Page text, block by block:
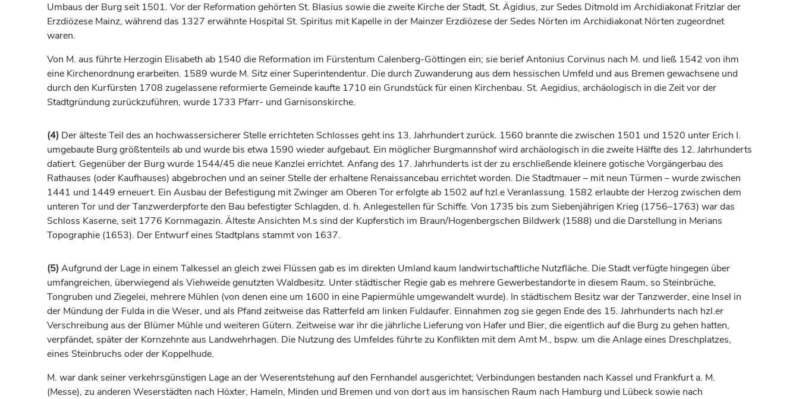
Umbaus der Burg seit 1501. Vor der Reformation gehörten St. Blasius sowie die zweite Kirche der Stadt, St. Ägidius, zur Sedes Ditmold im Archidiakonat Fritzlar der
Erzdiözese Mainz, während das 1327 erwähnte Hospital St. Spiritus mit Kapelle in der Mainzer Erzdiözese der Sedes Nörten im Archidiakonat Nörten zugeordnet
waren.
Von M. aus führte Herzogin Elisabeth ab 1540 die Reformation im Fürstentum Calenberg-Göttingen ein; sie berief Antonius Corvinus nach M. und ließ 1542 von ihm
eine Kirchenordnung erarbeiten. 1589 wurde M. Sitz einer Superintendentur. Die durch Zuwanderung aus dem hessischen Umfeld und aus Bremen gewachsene und
durch den Kurfürsten 1708 zugelassene reformierte Gemeinde kaufte 1710 ein Grundstück für einen Kirchenbau. St. Aegidius, archäologisch in die Zeit vor der
Stadtgründung zurückzuführen, wurde 1733 Pfarr- und Garnisonskirche.
(4) Der älteste Teil des an hochwassersicherer Stelle errichteten Schlosses geht ins 13. Jahrhundertzurück. 1560 brannte die zwischen 1501 und 1520 unter Erich I.
umgebaute Burg größtenteils ab und wurde bis etwa 1590 wieder aufgebaut. Ein möglicher Burgmannshof wird archäologisch in die zweite Hälfte des 12. Jahrhunderts
datiert. Gegenüber der Burg wurde 1544/45 die neue Kanzlei errichtet. Anfang des 17. Jahrhunderts ist der zu erschließende kleinere gotische Vorgängerbau des
Rathauses (oder Kaufhauses) abgebrochen und an seiner Stelle der erhaltene Renaissancebau errichtet worden. Die Stadtmauer – mit neun Türmen – wurde zwischen
1441 und 1449 erneuert. Ein Ausbau der Befestigung mit Zwinger am Oberen Tor erfolgte ab 1502 auf hzl.e Veranlassung. 1582 erlaubte der Herzogzwischen dem
unteren Tor und der Tanzwerderpforte den Bau befestigter Schlagden, d. h. Anlegestellen für Schiffe. Von 1735 bis zum Siebenjährigen Krieg (1756–1763) war das
Schloss Kaserne, seit 1776 Kornmagazin. Älteste Ansichten M.s sind der Kupferstich im Braun/Hogenbergschen Bildwerk (1588) und die Darstellung in Merians
Topographie (1653). Der Entwurf eines Stadtplans stammt von 1637.
(5) Aufgrund der Lage in einem Talkessel an gleich zwei Flüssen gab es im direkten Umland kaum landwirtschaftliche Nutzfläche. Die Stadt verfügte hingegen über
umfangreichen, überwiegend als Viehweide genutzten Waldbesitz. Unter städtischer Regie gab es mehrere Gewerbestandorte in diesem Raum, so Steinbrüche,
Tongruben und Ziegelei, mehrere Mühlen (von denen eine um 1600 in eine Papiermühle umgewandelt wurde). In städtischem Besitz war der Tanzwerder, eine Insel in
der Mündung der Fulda in die Weser, und als Pfand zeitweise das Ratterfeld am linken Fuldaufer. Einnahmen zog sie gegen Ende des 15. Jahrhunderts nach hzl.er
Verschreibung aus der Blümer Mühle und weiteren Gütern. Zeitweise war ihr die jährliche Lieferung von Hafer und Bier, die eigentlich auf die Burg zu gehen hatten,
verpfändet, später der Kornzehnte aus Landwehrhagen. Die Nutzung des Umfeldes führte zu Konflikten mit dem Amt M., bspw. um die Anlage eines Dreschplatzes,
eines Steinbruchs oder der Koppelhude.
M. war dank seiner verkehrsgünstigen Lage an der Weserentstehung auf den Fernhandel ausgerichtet; Verbindungen bestanden nach Kassel und Frankfurt a. M.
(Messe), zu anderen Weserstädten nach Höxter, Hameln, Minden und Bremen und von dort aus im hansischen Raum nach Hamburg und Lübeck sowie nach